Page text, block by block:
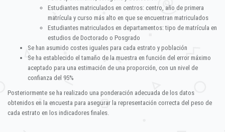
Estudiantes matriculados en centros: centro, año de primera
matrícula y curso más alto en que se encuentran matriculados
Estudiantes matriculados en departamentos: tipo de matrícula en
estudios de Doctorado o Posgrado
Se han asumido costes iguales para cada estrato y población
Se ha establecido el tamaño de la muestra en función del error máximo
aceptado para una estimación de una proporción, con un nivel de
confianza del 95%
Posteriormente se ha realizado una ponderación adecuada de los datos
obtenidos en la encuesta para asegurar la representación correcta del peso de
cada estrato en los indicadores finales.